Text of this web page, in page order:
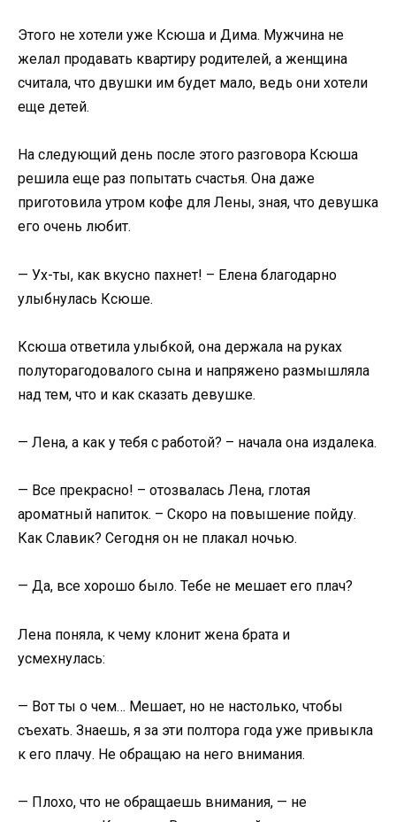
Этого не хотели уже Ксюша и Дима. Мужчина не
желал продавать квартиру родителей, а женщина
считала, что двушки им будет мало, ведь они хотели
еще детей.
На следующий день после этого разговора Ксюша
решила еще раз попытать счастья. Она даже
приготовила утром кофе для Лены, зная, что девушка
его очень любит.
— Ух-ты, как вкусно пахнет! – Елена благодарно
улыбнулась Ксюше.
Ксюша ответила улыбкой, она держала на руках
полуторагодовалого сына и напряжено размышляла
над тем, что и как сказать девушке.
— Лена, а как у тебя с работой? – начала она издалека.
— Все прекрасно! – отозвалась Лена, глотая
ароматный напиток. – Скоро на повышение пойду.
Как Славик? Сегодня он не плакал ночью.
— Да, все хорошо было. Тебе не мешает его плач?
Лена поняла, к чему клонит жена брата и
усмехнулась:
— Вот ты о чем… Мешает, но не настолько, чтобы
съехать. Знаешь, я за эти полтора года уже привыкла
к его плачу. Не обращаю на него внимания.
— Плохо, что не обращаешь внимания, — не